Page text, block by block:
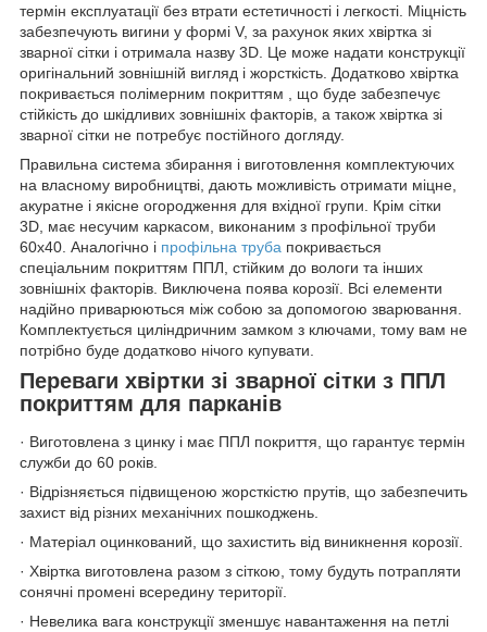
термін експлуатації без втрати естетичності і легкості. Міцність
забезпечують вигини у формі V, за рахунок яких хвіртка зі
зварної сітки і отримала назву 3D. Це може надати конструкції
оригінальний зовнішній вигляд і жорсткість. Додатково хвіртка
покривається полімерним покриттям , що буде забезпечує
стійкість до шкідливих зовнішніх факторів, а також хвіртка зі
зварної сітки не потребує постійного догляду.
Правильна система збирання і виготовлення комплектуючих
на власному виробництві, дають можливість отримати міцне,
акуратне і якісне огородження для вхідної групи. Крім сітки
3D, має несучим каркасом, виконаним з профільної труби
60х40. Аналогічно і профільна труба покривається
спеціальним покриттям ППЛ, стійким до вологи та інших
зовнішніх факторів. Виключена поява корозії. Всі елементи
надійно приварюються між собою за допомогою зварювання.
Комплектується циліндричним замком з ключами, тому вам не
потрібно буде додатково нічого купувати.
Переваги хвіртки зі зварної сітки з ППЛ
покриттям для парканів
· Виготовлена з цинку і має ППЛ покриття, що гарантує термін
служби до 60 років.
· Відрізняється підвищеною жорсткістю прутів, що забезпечить
захист від різних механічних пошкоджень.
· Матеріал оцинкований, що захистить від виникнення корозії.
· Хвіртка виготовлена разом з сіткою, тому будуть потрапляти
сонячні промені всередину території.
· Невелика вага конструкції зменшує навантаження на петлі